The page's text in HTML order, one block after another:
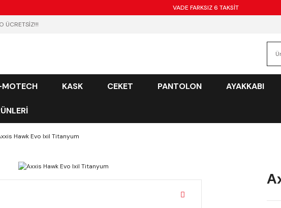
VADE FARKSIZ 6 TAKSİT
ÜCRETSİZ!!!
KASK CEKET PANTOLON AYAKKABI
Hawk Evo Ixil Titanyum